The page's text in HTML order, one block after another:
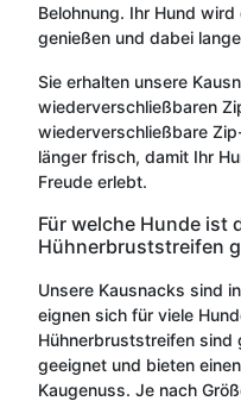
Belohnung. Ihr Hund
genießen und dabei
Sie erhalten unsere
wiederverschließbaren
wiederverschließbare
länger frisch, damit Ihr
Freude erlebt.
Für welche Hunde ist
Hühnerbruststreifen
Unsere Kausnacks sind
eignen sich für viele
Hühnerbruststreifen sind
geeignet und bieten
Kaugenuss. Je nach